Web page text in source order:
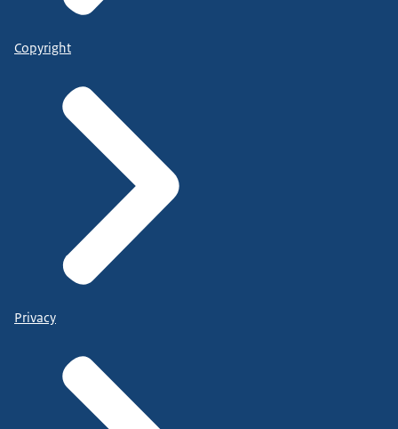
Copyright
Privacy